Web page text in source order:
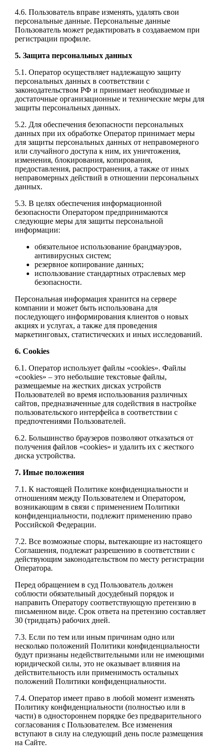
4.6. Пользователь вправе изменять, удалять свои
персональные данные. Персональные данные
Пользователь может редактировать в создаваемом при
регистрации профиле.
5. Защита персональных данных
5.1. Оператор осуществляет надлежащую защиту
персональных данных в соответствии с
законодательством РФ и принимает необходимые и
достаточные организационные и технические меры для
защиты персональных данных.
5.2. Для обеспечения безопасности персональных
данных при их обработке Оператор принимает меры
для защиты персональных данных от неправомерного
или случайного доступа к ним, их уничтожения,
изменения, блокирования, копирования,
предоставления, распространения, а также от иных
неправомерных действий в отношении персональных
данных.
5.3. В целях обеспечения информационной
безопасности Оператором предпринимаются
следующие меры для защиты персональной
информации:
обязательное использование брандмауэров,
антивирусных систем;
резервное копирование данных;
использование стандартных отраслевых мер
безопасности.
Персональная информация хранится на сервере
компании и может быть использована для
последующего информирования клиентов о новых
акциях и услугах, а также для проведения
маркетинговых, статистических и иных исследований.
6. Cookies
6.1. Оператор использует файлы «cookies». Файлы
«cookies» – это небольшие текстовые файлы,
размещаемые на жестких дисках устройств
Пользователей во время использования различных
сайтов, предназначенные для содействия в настройке
пользовательского интерфейса в соответствии с
предпочтениями Пользователей.
6.2. Большинство браузеров позволяют отказаться от
получения файлов «cookies» и удалить их с жесткого
диска устройства.
7. Иные положения
7.1. К настоящей Политике конфиденциальности и
отношениям между Пользователем и Оператором,
возникающим в связи с применением Политики
конфиденциальности, подлежит применению право
Российской Федерации.
7.2. Все возможные споры, вытекающие из настоящего
Соглашения, подлежат разрешению в соответствии с
действующим законодательством по месту регистрации
Оператора.
Перед обращением в суд Пользователь должен
соблюсти обязательный досудебный порядок и
направить Оператору соответствующую претензию в
письменном виде. Срок ответа на претензию составляет
30 (тридцать) рабочих дней.
7.3. Если по тем или иным причинам одно или
несколько положений Политики конфиденциальности
будут признаны недействительными или не имеющими
юридической силы, это не оказывает влияния на
действительность или применимость остальных
положений Политики конфиденциальности.
7.4. Оператор имеет право в любой момент изменять
Политику конфиденциальности (полностью или в
части) в одностороннем порядке без предварительного
согласования с Пользователем. Все изменения
вступают в силу на следующий день после размещения
на Сайте.